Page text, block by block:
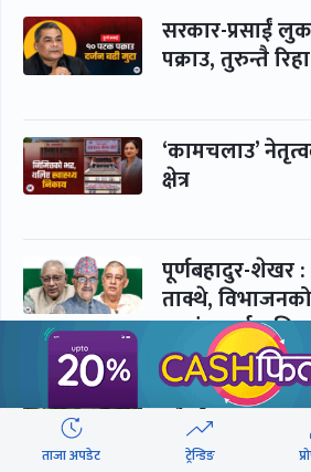
सरकार-प्रसाईं
पक्राउ, तुरुन्तै रिहा
‘कामचलाउ’
क्षेत्र
पूर्णबहादुर-शेखर :
ताक्थे,
शशांकलाई अघि
कप्तानगञ्जमा
डढेलो
ताजा अपडेट ट्रेन्डिङ